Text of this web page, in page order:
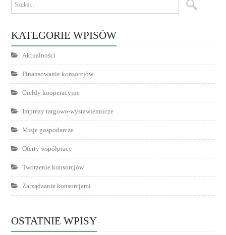
KATEGORIE WPISÓW
Aktualności
Finansowanie konsorcjów
Giełdy kooperacyjne
Imprezy targowo-wystawiennicze
Misje gospodarcze
Oferty współpracy
Tworzenie konsorcjów
Zarządzanie konsorcjami
OSTATNIE WPISY